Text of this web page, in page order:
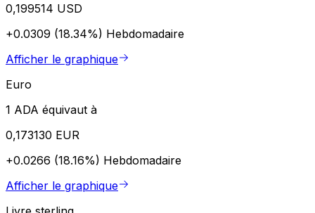
0,199514 USD
+0.0309 (18.34%) Hebdomadaire
Afficher le graphique
Euro
1 ADA équivaut à
0,173130 EUR
+0.0266 (18.16%) Hebdomadaire
Afficher le graphique